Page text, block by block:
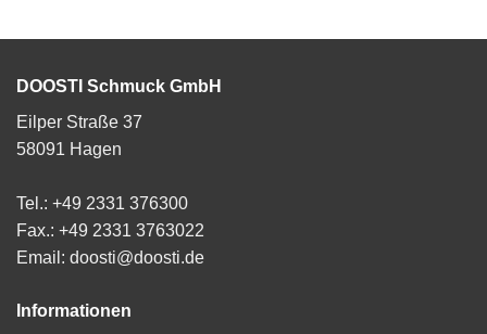
DOOSTI Schmuck GmbH
Eilper Straße 37
58091 Hagen
Tel.: +49 2331 376300
Fax.: +49 2331 3763022
Email: doosti@doosti.de
Informationen